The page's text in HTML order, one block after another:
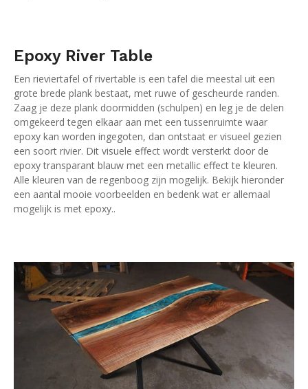
Epoxy River Table
Een rieviertafel of rivertable is een tafel die meestal uit een
grote brede plank bestaat, met ruwe of gescheurde randen.
Zaag je deze plank doormidden (schulpen) en leg je de delen
omgekeerd tegen elkaar aan met een tussenruimte waar
epoxy kan worden ingegoten, dan ontstaat er visueel gezien
een soort rivier. Dit visuele effect wordt versterkt door de
epoxy transparant blauw met een metallic effect te kleuren.
Alle kleuren van de regenboog zijn mogelijk. Bekijk hieronder
een aantal mooie voorbeelden en bedenk wat er allemaal
mogelijk is met epoxy..